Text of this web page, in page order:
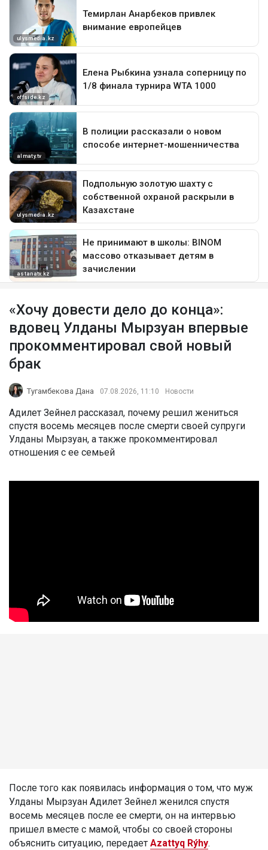
«Хочу довести дело до конца»:
вдовец Улданы Мырзуан впервые
прокомментировал свой новый
брак
Тугамбекова Дана 07.08.2026, 11:10 Новости
Адилет Зейнел рассказал, почему решил жениться
спустя восемь месяцев после смерти своей супруги
Улданы Мырзуан, а также прокомментировал
отношения с ее семьей
После того как появилась информация о том, что муж
Улданы Мырзуан Адилет Зейнел женился спустя
восемь месяцев после ее смерти, он на интервью
пришел вместе с мамой, чтобы со своей стороны
объяснить ситуацию, передает Azattyq Rýhy.